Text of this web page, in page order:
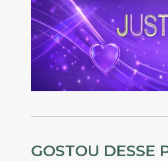
GOSTOU DESSE